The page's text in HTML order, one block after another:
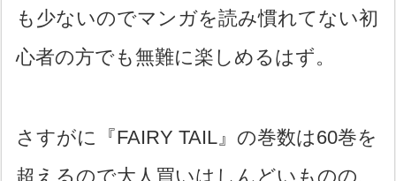
も少ないのでマンガを読み慣れてない初
心者の方でも無難に楽しめるはず。
さすがに『FAIRY TAIL』の巻数は60巻を
超えるので大人買いはしんどいものの、